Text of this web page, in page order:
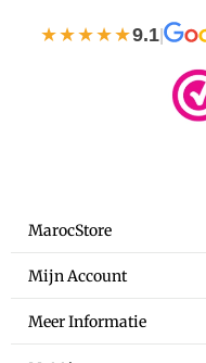
★★★★★9.1 |
MarocStore
Mijn Account
Meer Informatie